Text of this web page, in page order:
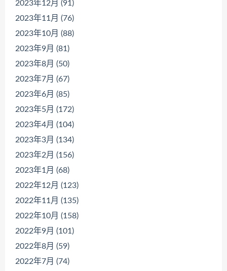
2023年12月 (91)
2023年11月 (76)
2023年10月 (88)
2023年9月 (81)
2023年8月 (50)
2023年7月 (67)
2023年6月 (85)
2023年5月 (172)
2023年4月 (104)
2023年3月 (134)
2023年2月 (156)
2023年1月 (68)
2022年12月 (123)
2022年11月 (135)
2022年10月 (158)
2022年9月 (101)
2022年8月 (59)
2022年7月 (74)